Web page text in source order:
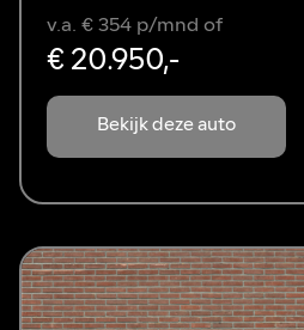
Bekijk deze auto
v.a. € 354 p/mnd of
€ 20.950,-